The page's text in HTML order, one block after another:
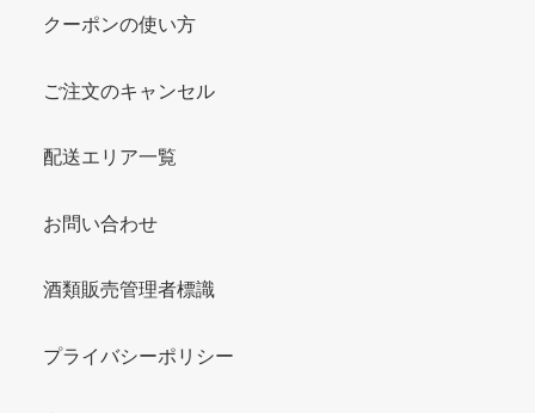
クーポンの使い方
ご注文のキャンセル
配送エリア一覧
お問い合わせ
酒類販売管理者標識
プライバシーポリシー